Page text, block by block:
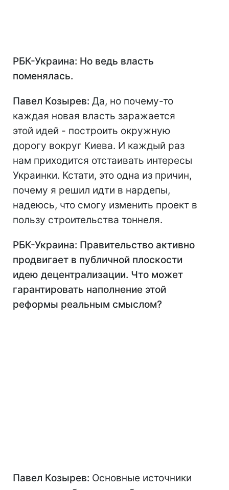
РБК-Украина: Но ведь власть
поменялась.
Павел Козырев: Да, но почему-то
каждая новая власть заражается
этой идей - построить окружную
дорогу вокруг Киева. И каждый раз
нам приходится отстаивать интересы
Украинки. Кстати, это одна из причин,
почему я решил идти в нардепы,
надеюсь, что смогу изменить проект в
пользу строительства тоннеля.
РБК-Украина: Правительство активно
продвигает в публичной плоскости
идею децентрализации. Что может
гарантировать наполнение этой
реформы реальным смыслом?
Павел Козырев: Основные источники